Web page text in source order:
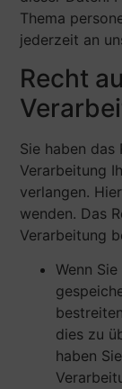
Thema
jederzeit an
Recht
Sie haben das
Verarbeitung
verlangen.
wenden. Das
Verarbeitung
Wenn
dies zu
haben